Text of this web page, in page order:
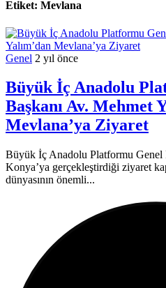
Etiket: Mevlana
Genel 2 yıl önce
Büyük İç Anadolu
Başkanı Av. Mehmet
Mevlana’ya Ziyaret
Büyük İç Anadolu Platformu Genel
Konya’ya gerçekleştirdiği ziyaret
dünyasının önemli...